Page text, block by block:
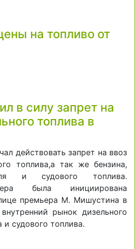
на топливо от
в силу запрет на
топлива в
действовать запрет на ввоз
топлива,а так же бензина,
и судового топлива.
была инициирована
премьера М. Мишустина в
рынок дизельного
судового топлива.